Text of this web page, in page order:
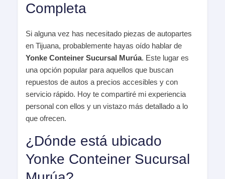
Completa
Si alguna vez has necesitado piezas de autopartes
en Tijuana, probablemente hayas oído hablar de
Yonke Conteiner Sucursal Murúa. Este lugar es
una opción popular para aquellos que buscan
repuestos de autos a precios accesibles y con
servicio rápido. Hoy te compartiré mi experiencia
personal con ellos y un vistazo más detallado a lo
que ofrecen.
¿Dónde está ubicado
Yonke Conteiner Sucursal